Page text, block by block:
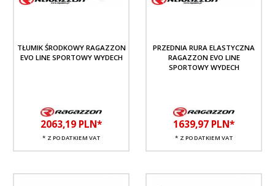
TŁUMIK ŚRODKOWY RAGAZZON
EVO LINE SPORTOWY WYDECH
2063,19 PLN*
* Z PODATKIEM VAT
PRZEDNIA RURA ELASTYCZNA
RAGAZZON EVO LINE
SPORTOWY WYDECH
1639,97 PLN*
* Z PODATKIEM VAT